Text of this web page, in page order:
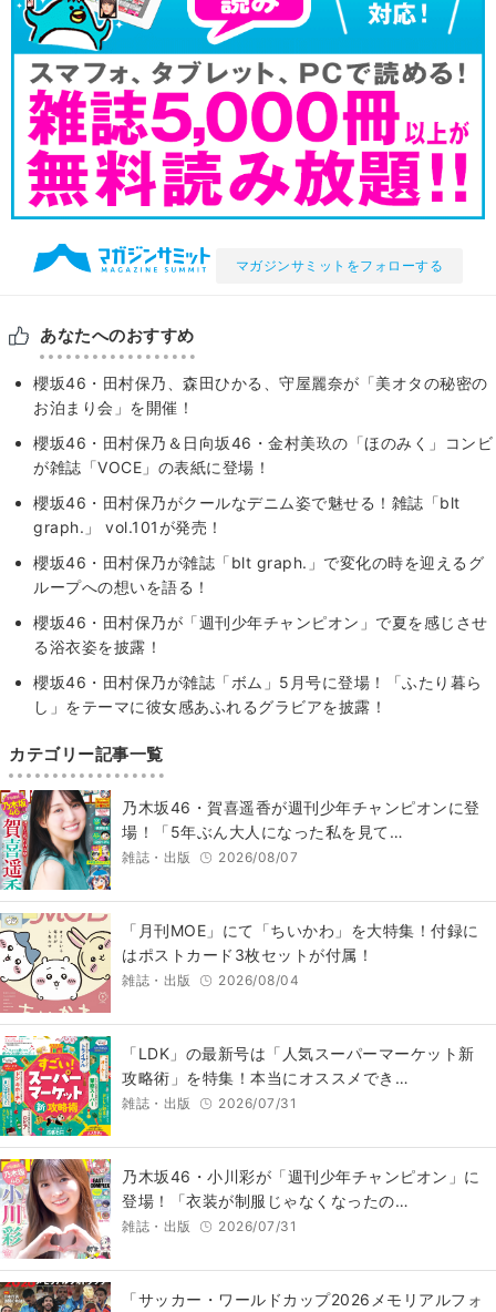
マガジンサミットをフォローする
あなたへのおすすめ
櫻坂46・田村保乃、森田ひかる、守屋麗奈が「美オタの秘密の
お泊まり会」を開催！
櫻坂46・田村保乃＆日向坂46・金村美玖の「ほのみく」コンビ
が雑誌「VOCE」の表紙に登場！
櫻坂46・田村保乃がクールなデニム姿で魅せる！雑誌「blt
graph.」 vol.101が発売！
櫻坂46・田村保乃が雑誌「blt graph.」で変化の時を迎えるグ
ループへの想いを語る！
櫻坂46・田村保乃が「週刊少年チャンピオン」で夏を感じさせ
る浴衣姿を披露！
櫻坂46・田村保乃が雑誌「ボム」5月号に登場！「ふたり暮ら
し」をテーマに彼女感あふれるグラビアを披露！
カテゴリー記事一覧
乃木坂46・賀喜遥香が週刊少年チャンピオンに登
場！「5年ぶん大人になった私を見て…
雑誌・出版 2026/08/07
「月刊MOE」にて「ちいかわ」を大特集！付録に
はポストカード3枚セットが付属！
雑誌・出版 2026/08/04
「LDK」の最新号は「人気スーパーマーケット新
攻略術」を特集！本当にオススメでき…
雑誌・出版 2026/07/31
乃木坂46・小川彩が「週刊少年チャンピオン」に
登場！「衣装が制服じゃなくなったの…
雑誌・出版 2026/07/31
「サッカー・ワールドカップ2026メモリアルフォ